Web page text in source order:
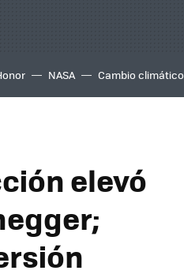
NASA Cambio climático
elevó